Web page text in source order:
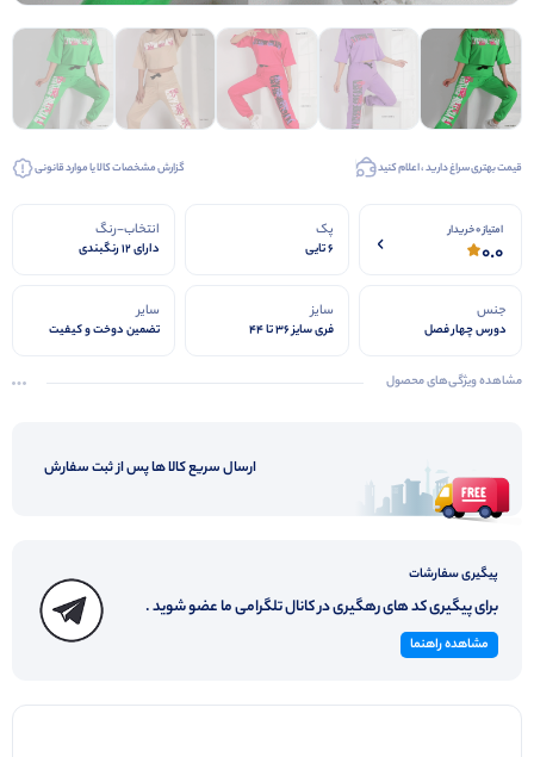
قیمت بهتری سراغ دارید ، اعلام کنید گزارش مشخصات کالا یا موارد قانونی
امتیاز 0 خریدار
0.0
پک
6 تایی
انتخاب-رنگ
دارای 12 رنگبندی
جنس
دورس چهار فصل
سایز
فری سایز ۳۶ تا ۴۴
سایر
تضمین دوخت و کیفیت
مشاهده ویژگی‌های محصول
ارسال سریع کالا ها پس از ثبت سفارش
پیگیری سفارشات
برای پیگیری کد های رهگیری در کانال تلگرامی ما عضو شوید .
مشاهده راهنما